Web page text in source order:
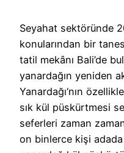
Seyahat sektöründe
konularından bir
tatil mekânı Bali’de
yanardağın yeniden
Yanardağı‘nın
sık kül püskürtmesi
seferleri zaman
on binlerce kişi